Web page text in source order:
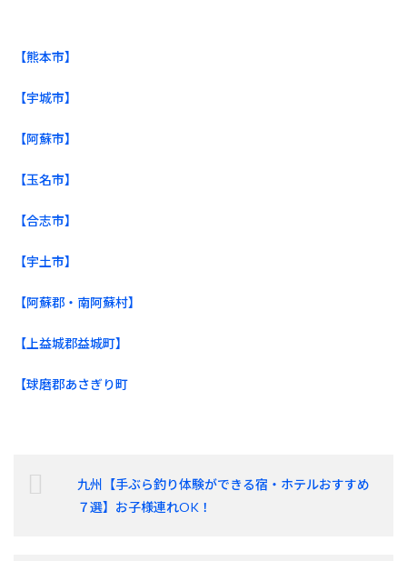
【熊本市】
【宇城市】
【阿蘇市】
【玉名市】
【合志市】
【宇土市】
【阿蘇郡・南阿蘇村】
【上益城郡益城町】
【球磨郡あさぎり町
九州【手ぶら釣り体験ができる宿・ホテルおすすめ
７選】お子様連れOK！